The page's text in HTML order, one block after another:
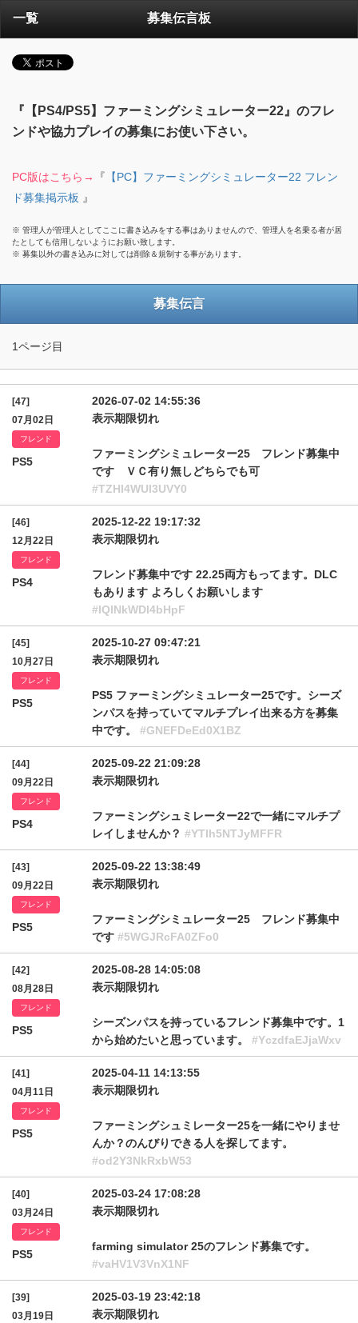
一覧 募集伝言板
『【PS4/PS5】ファーミングシミュレーター22』のフレ
ンドや協力プレイの募集にお使い下さい。
PC版はこちら→ 『 【PC】ファーミングシミュレーター22 フレン
ド募集掲示板 』
※ 管理人が管理人としてここに書き込みをする事はありませんので、管理人を名乗る者が居
たとしても信用しないようにお願い致します。
※ 募集以外の書き込みに対しては削除＆規制する事があります。
募集伝言
1ページ目
[47]
07月02日
フレンド
PS5
2026-07-02 14:55:36
表示期限切れ
ファーミングシミュレーター25 フレンド募集中
です ＶＣ有り無しどちらでも可
#TZHl4WUl3UVY0
[46]
12月22日
フレンド
PS4
2025-12-22 19:17:32
表示期限切れ
フレンド募集中です 22.25両方もってます。DLC
もあります よろしくお願いします
#IQlNkWDl4bHpF
[45]
10月27日
フレンド
PS5
2025-10-27 09:47:21
表示期限切れ
PS5 ファーミングシミュレーター25です。シーズ
ンパスを持っていてマルチプレイ出来る方を募集
中です。 #GNEFDeEd0X1BZ
[44]
09月22日
フレンド
PS4
2025-09-22 21:09:28
表示期限切れ
ファーミングシュミレーター22で一緒にマルチプ
レイしませんか？ #YTlh5NTJyMFFR
[43]
09月22日
フレンド
PS5
2025-09-22 13:38:49
表示期限切れ
ファーミングシミュレーター25 フレンド募集中
です #5WGJRcFA0ZFo0
[42]
08月28日
フレンド
PS5
2025-08-28 14:05:08
表示期限切れ
シーズンパスを持っているフレンド募集中です。1
から始めたいと思っています。 #YczdfaEJjaWxv
[41]
04月11日
フレンド
PS5
2025-04-11 14:13:55
表示期限切れ
ファーミングシュミレーター25を一緒にやりませ
んか？のんびりできる人を探してます。
#od2Y3NkRxbW53
[40]
03月24日
フレンド
PS5
2025-03-24 17:08:28
表示期限切れ
farming simulator 25のフレンド募集です。
#vaHV1V3VnX1NF
[39]
03月19日
2025-03-19 23:42:18
表示期限切れ